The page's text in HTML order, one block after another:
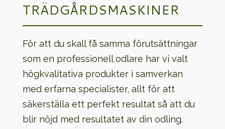
TRÄDGÅRDSMASKINER
För att du skall få samma förutsättningar
som en professionell odlare har vi valt
högkvalitativa produkter i samverkan
med erfarna specialister, allt för att
säkerställa ett perfekt resultat så att du
blir nöjd med resultatet av din odling.